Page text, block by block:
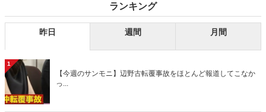
ランキング
昨日 週間 月間
1
【今週のサンモニ】辺野古転覆事故をほとんど報道してこなか
っ...